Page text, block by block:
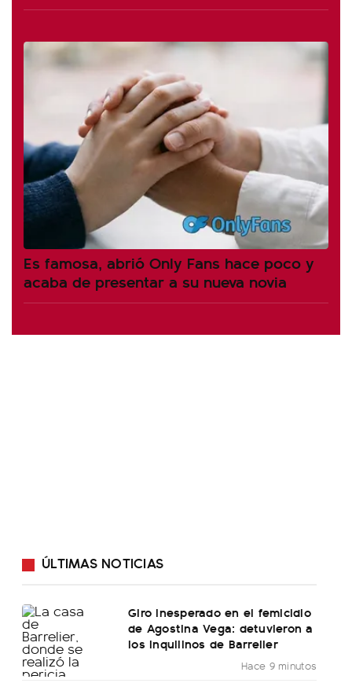
Es famosa, abrió Only Fans hace poco y
acaba de presentar a su nueva novia
ÚLTIMAS NOTICIAS
Giro inesperado en el femicidio
de Agostina Vega: detuvieron a
los inquilinos de Barrelier
Hace 9 minutos